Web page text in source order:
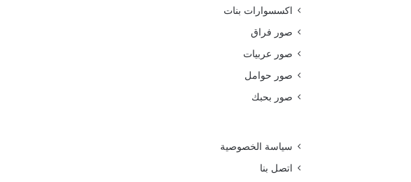
اكسسوارات بنات
صور فراق
صور عربيات
صور حوامل
صور بحبك
سياسة الخصوصية
اتصل بنا